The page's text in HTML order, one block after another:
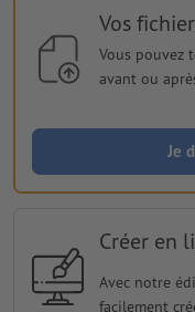
Vos
Vous pouvez
avant ou
Je
Créer en
Avec notre
facilement